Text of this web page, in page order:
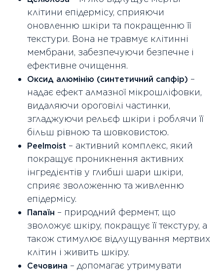
клітини епідермісу, сприяючи
оновленню шкіри та покращенню її
текстури. Вона не травмує клітинні
мембрани, забезпечуючи безпечне і
ефективне очищення.
Оксид алюмінію (синтетичний сапфір) –
надає ефект алмазної мікрошліфовки,
видаляючи ороговілі частинки,
згладжуючи рельєф шкіри і роблячи її
більш рівною та шовковистою.
Peelmoist – активний комплекс, який
покращує проникнення активних
інгредієнтів у глибші шари шкіри,
сприяє зволоженню та живленню
епідермісу.
Папаїн – природний фермент, що
зволожує шкіру, покращує її текстуру, а
також стимулює відлущування мертвих
клітин і живить шкіру.
Сечовина – допомагає утримувати